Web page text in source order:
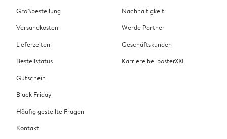
Großbestellung
Versandkosten
Lieferzeiten
Bestellstatus
Gutschein
Black Friday
Häufig gestellte Fragen
Kontakt
Nachhaltigkeit
Werde Partner
Geschäftskunden
Karriere bei posterXXL